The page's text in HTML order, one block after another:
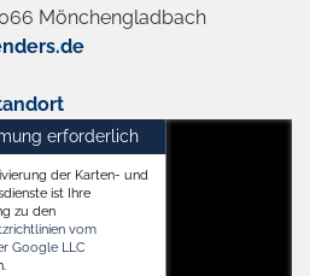
Mönchengladbach
erforderlich
der Karten- und
ist Ihre
zu den
vom
Google LLC